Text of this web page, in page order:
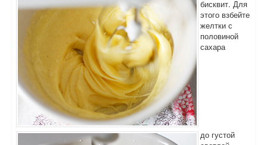
бисквит. Для
этого взбейте
желтки с
половиной
сахара
до густой